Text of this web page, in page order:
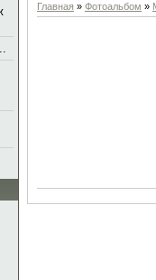
Главная » Фотоальбом »